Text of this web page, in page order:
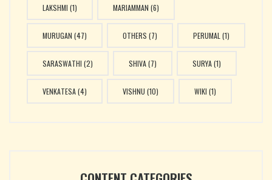
LAKSHMI (1) MARIAMMAN (6)
MURUGAN (47) OTHERS (7) PERUMAL (1)
SARASWATHI (2) SHIVA(7) SURYA(1)
VENKATESA(4) VISHNU (10) WIKI (1)